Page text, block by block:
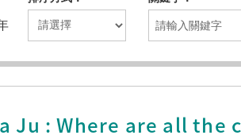
Ju : Where are all the